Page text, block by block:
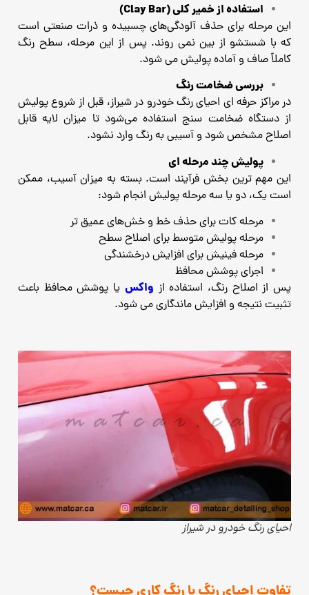
استفاده از خمیر کلی (Clay Bar)
این مرحله برای حذف آلودگی‌های چسبیده و ذرات صنعتی است
که با شستشو از بین نمی ‌روند. پس از این مرحله، سطح رنگ
کاملاً صاف و آماده پولیش می ‌شود.
بررسی ضخامت رنگ
در مراکز حرفه ‌ای احیای رنگ خودرو در شیراز، قبل از شروع پولیش
از دستگاه ضخامت‌ سنج استفاده می‌شود تا میزان لایه قابل
اصلاح مشخص شود و آسیبی به رنگ وارد نشود.
پولیش چند مرحله‌ ای
این مهم‌ ترین بخش فرآیند است. بسته به میزان آسیب، ممکن
است یک، دو یا سه مرحله پولیش انجام شود:
مرحله کات برای حذف خط و خش‌های عمیق ‌تر
مرحله پولیش متوسط برای اصلاح سطح
مرحله فینیش برای افزایش درخشندگی
اجرای پوشش محافظ
پس از اصلاح رنگ، استفاده از واکس یا پوشش محافظ باعث
تثبیت نتیجه و افزایش ماندگاری می‌ شود.
احیای رنگ خودرو در شیراز